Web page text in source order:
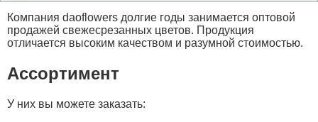
Компания daoflowers долгие годы занимается оптовой
продажей свежесрезанных цветов. Продукция
отличается высоким качеством и разумной стоимостью.
Ассортимент
У них вы можете заказать: